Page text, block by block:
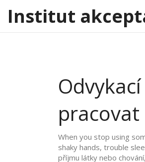
Institut
pracovat
When you stop using
shaky hands, trouble
příjmu látky nebo